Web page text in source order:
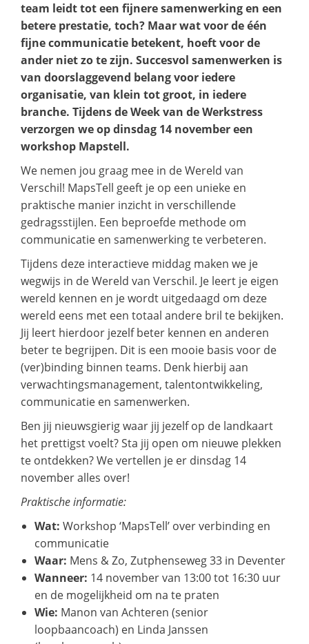
team leidt tot een fijnere samenwerking en een
betere prestatie, toch? Maar wat voor de één
fijne communicatie betekent, hoeft voor de
ander niet zo te zijn. Succesvol samenwerken is
van doorslaggevend belang voor iedere
organisatie, van klein tot groot, in iedere
branche. Tijdens de Week van de Werkstress
verzorgen we op dinsdag 14 november een
workshop Mapstell.
We nemen jou graag mee in de Wereld van
Verschil! MapsTell geeft je op een unieke en
praktische manier inzicht in verschillende
gedragsstijlen. Een beproefde methode om
communicatie en samenwerking te verbeteren.
Tijdens deze interactieve middag maken we je
wegwijs in de Wereld van Verschil. Je leert je eigen
wereld kennen en je wordt uitgedaagd om deze
wereld eens met een totaal andere bril te bekijken.
Jij leert hierdoor jezelf beter kennen en anderen
beter te begrijpen. Dit is een mooie basis voor de
(ver)binding binnen teams. Denk hierbij aan
verwachtingsmanagement, talentontwikkeling,
communicatie en samenwerken.
Ben jij nieuwsgierig waar jij jezelf op de landkaart
het prettigst voelt? Sta jij open om nieuwe plekken
te ontdekken? We vertellen je er dinsdag 14
november alles over!
Praktische informatie:
Wat: Workshop ‘MapsTell’ over verbinding en
communicatie
Waar: Mens & Zo, Zutphenseweg 33 in Deventer
Wanneer: 14 november van 13:00 tot 16:30 uur
en de mogelijkheid om na te praten
Wie: Manon van Achteren (senior
loopbaancoach) en Linda Janssen